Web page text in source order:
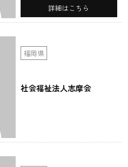
詳細はこちら
福岡県
社会福祉法人志摩会